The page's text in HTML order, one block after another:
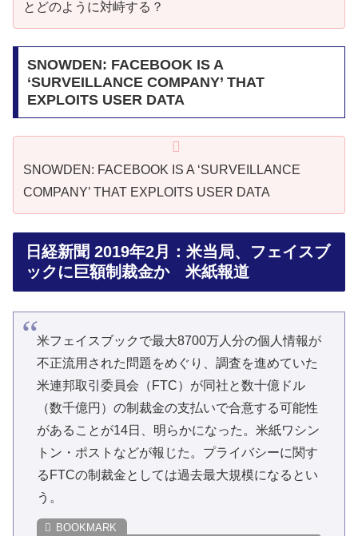
とどのように対峙する？
SNOWDEN: FACEBOOK IS A
‘SURVEILLANCE COMPANY’ THAT
EXPLOITS USER DATA
SNOWDEN: FACEBOOK IS A ‘SURVEILLANCE
COMPANY’ THAT EXPLOITS USER DATA
日経新聞 2019年2月：米当局、フェイスブ
ックに巨額制裁金か 米紙報道
米フェイスブックで最大8700万人分の個人情報が
不正流用された問題をめぐり、調査を進めていた
米連邦取引委員会（FTC）が同社と数十億ドル
（数千億円）の制裁金の支払いで合意する可能性
があることが14日、明らかになった。米紙ワシン
トン・ポストなどが報じた。プライバシーに関す
るFTCの制裁金としては過去最大規模になるとい
う。